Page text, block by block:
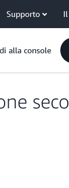
Supporto
alla console